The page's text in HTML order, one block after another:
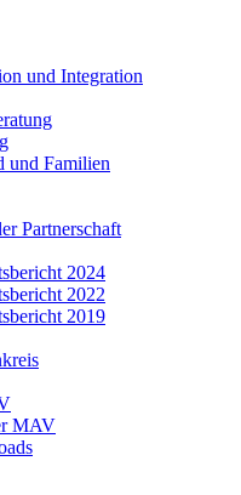
und Integration
und Familien
Partnerschaft
2024
2022
2019
MAV